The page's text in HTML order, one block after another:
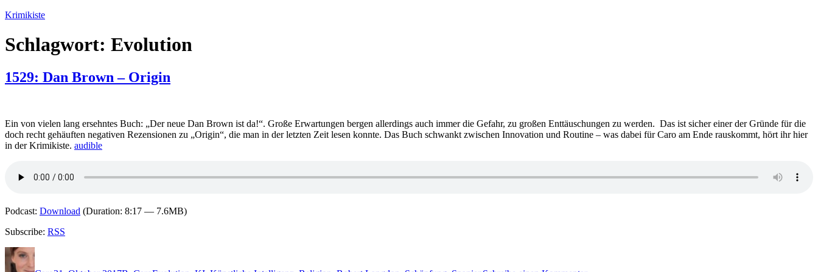
Zum
springen
Krimikiste
Schlagwort: Evolution
1529: Dan Brown – Origin
Ein von vielen lang ersehntes Buch: „Der neue Dan Brown ist da!“. Große Erwartungen bergen allerdings auch immer die Gefahr, zu großen Enttäuschungen zu werden. Das ist sicher einer der Gründe für die
doch recht gehäuften negativen Rezensionen zu „Origin“, die man in der letzten Zeit lesen konnte. Das Buch schwankt zwischen Innovation und Routine – was dabei für Caro am Ende rauskommt, hört ihr hier
in der Krimikiste. audible
Podcast: Download (Duration: 8:17 — 7.6MB)
Subscribe: RSS
Autor